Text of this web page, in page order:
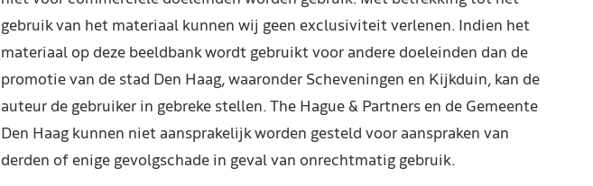
gebruik van het materiaal kunnen wij geen exclusiviteit verlenen. Indien het
materiaal op deze beeldbank wordt gebruikt voor andere doeleinden dan de
promotie van de stad Den Haag, waaronder Scheveningen en Kijkduin, kan de
auteur de gebruiker in gebreke stellen. The Hague & Partners en de Gemeente
Den Haag kunnen niet aansprakelijk worden gesteld voor aanspraken van
derden of enige gevolgschade in geval van onrechtmatig gebruik.